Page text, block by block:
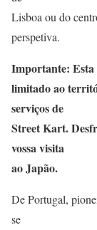
Lisboa ou do
perspetiva.
Importante: Esta
limitado ao
serviços de
Street Kart.
vossa visita
ao Japão.
De Portugal,
se